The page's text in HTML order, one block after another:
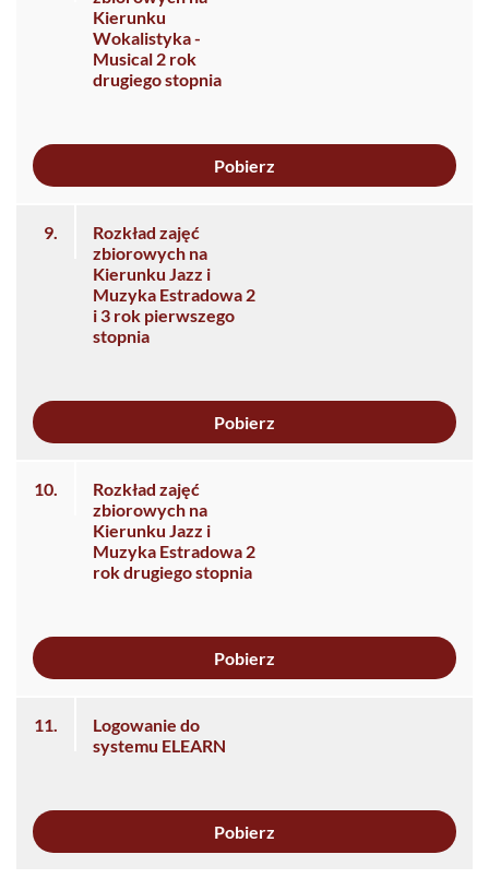
Kierunku
Wokalistyka -
Musical 2 rok
drugiego stopnia
Pobierz
9.
Rozkład zajęć
zbiorowych na
Kierunku Jazz i
Muzyka Estradowa 2
i 3 rok pierwszego
stopnia
Pobierz
10.
Rozkład zajęć
zbiorowych na
Kierunku Jazz i
Muzyka Estradowa 2
rok drugiego stopnia
Pobierz
11.
Logowanie do
systemu ELEARN
Pobierz